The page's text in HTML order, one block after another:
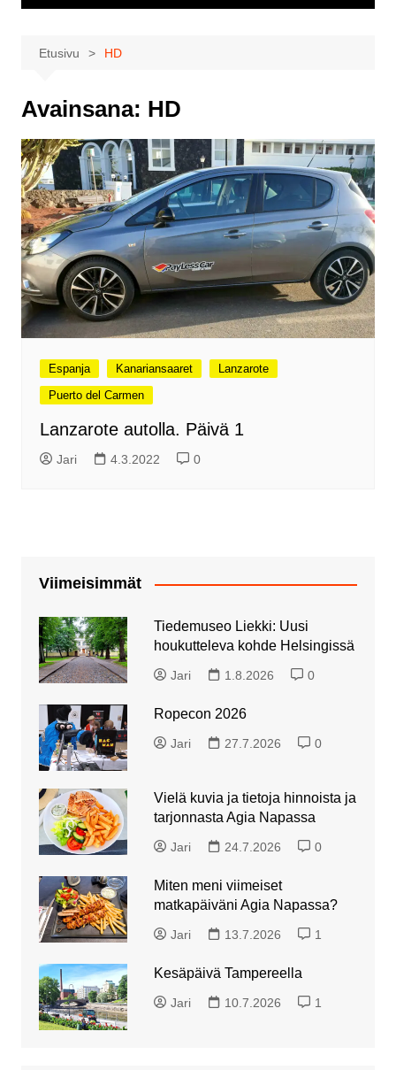
Etusivu HD
Avainsana: HD
Espanja Kanariansaaret
Lanzarote
Puerto del Carmen
Lanzarote autolla. Päivä 1
Jari 4.3.2022 0
Viimeisimmät
Tiedemuseo Liekki: Uusi
houkutteleva kohde Helsingissä
Jari 1.8.2026 0
Ropecon 2026
Jari 27.7.2026 0
Vielä kuvia ja tietoja hinnoista ja
tarjonnasta Agia Napassa
Jari 24.7.2026 0
Miten meni viimeiset
matkapäiväni Agia Napassa?
Jari 13.7.2026 1
Kesäpäivä Tampereella
Jari 10.7.2026 1